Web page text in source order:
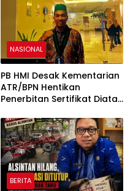
NASIONAL
PB HMI Desak Kementarian
ATR/BPN Hentikan
Penerbitan Sertifikat Diatas
BERITA